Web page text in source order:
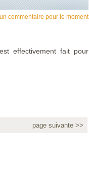
commentaire pour le moment
effectivement fait pour
page suivante >>